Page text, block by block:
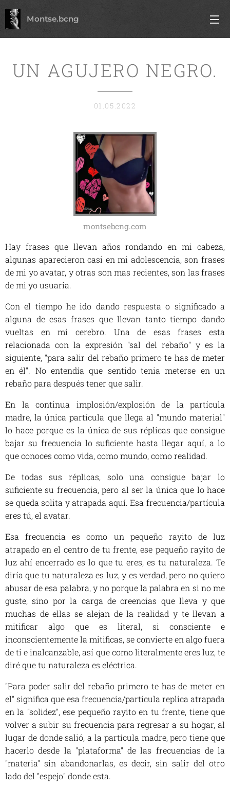
Montse.bcng
UN AGUJERO NEGRO.
01.05.2022
montsebcng.com
Hay frases que llevan años rondando en mi cabeza,
algunas aparecieron casi en mi adolescencia, son frases
de mi yo avatar, y otras son mas recientes, son las frases
de mi yo usuaria.
Con el tiempo he ido dando respuesta o significado a
alguna de esas frases que llevan tanto tiempo dando
vueltas en mi cerebro. Una de esas frases esta
relacionada con la expresión "sal del rebaño" y es la
siguiente, "para salir del rebaño primero te has de meter
en él". No entendía que sentido tenia meterse en un
rebaño para después tener que salir.
En la continua implosión/explosión de la partícula
madre, la única partícula que llega al "mundo material"
lo hace porque es la única de sus réplicas que consigue
bajar su frecuencia lo suficiente hasta llegar aquí, a lo
que conoces como vida, como mundo, como realidad.
De todas sus réplicas, solo una consigue bajar lo
suficiente su frecuencia, pero al ser la única que lo hace
se queda solita y atrapada aquí. Esa frecuencia/partícula
eres tú, el avatar.
Esa frecuencia es como un pequeño rayito de luz
atrapado en el centro de tu frente, ese pequeño rayito de
luz ahí encerrado es lo que tu eres, es tu naturaleza. Te
diría que tu naturaleza es luz, y es verdad, pero no quiero
abusar de esa palabra, y no porque la palabra en si no me
guste, sino por la carga de creencias que lleva y que
muchas de ellas se alejan de la realidad y te llevan a
mitificar algo que es literal, si consciente e
inconscientemente la mitificas, se convierte en algo fuera
de ti e inalcanzable, así que como literalmente eres luz, te
diré que tu naturaleza es eléctrica.
"Para poder salir del rebaño primero te has de meter en
el" significa que esa frecuencia/partícula replica atrapada
en la "solidez", ese pequeño rayito en tu frente, tiene que
volver a subir su frecuencia para regresar a su hogar, al
lugar de donde salió, a la partícula madre, pero tiene que
hacerlo desde la "plataforma" de las frecuencias de la
"materia" sin abandonarlas, es decir, sin salir del otro
lado del "espejo" donde esta.